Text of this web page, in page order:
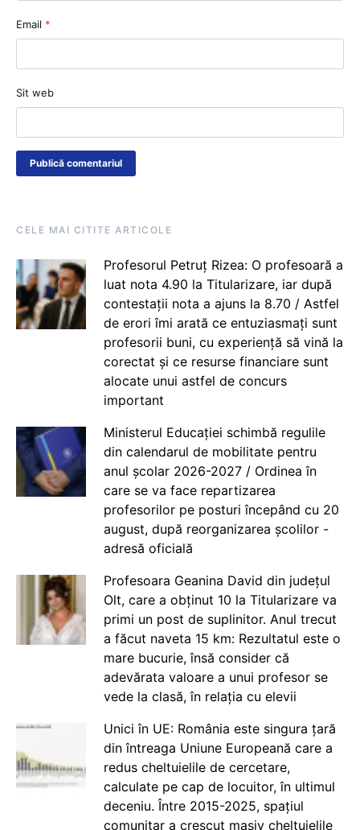
Email *
Sit web
CELE MAI CITITE ARTICOLE
Profesorul Petruț Rizea: O profesoară a
luat nota 4.90 la Titularizare, iar după
contestații nota a ajuns la 8.70 / Astfel
de erori îmi arată ce entuziasmați sunt
profesorii buni, cu experiență să vină la
corectat și ce resurse financiare sunt
alocate unui astfel de concurs
important
Ministerul Educației schimbă regulile
din calendarul de mobilitate pentru
anul școlar 2026-2027 / Ordinea în
care se va face repartizarea
profesorilor pe posturi începând cu 20
august, după reorganizarea școlilor -
adresă oficială
Profesoara Geanina David din județul
Olt, care a obținut 10 la Titularizare va
primi un post de suplinitor. Anul trecut
a făcut naveta 15 km: Rezultatul este o
mare bucurie, însă consider că
adevărata valoare a unui profesor se
vede la clasă, în relația cu elevii
Unici în UE: România este singura țară
din întreaga Uniune Europeană care a
redus cheltuielile de cercetare,
calculate pe cap de locuitor, în ultimul
deceniu. Între 2015-2025, spațiul
comunitar a crescut masiv cheltuielile